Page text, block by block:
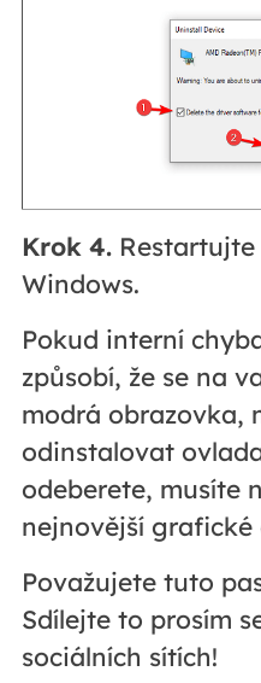
Krok 4.Restartujte
Windows.
Pokud interní
způsobí, že se na
modrá obrazovka,
odinstalovat
odeberete, musíte
nejnovější grafické
Považujete tuto
Sdílejte to prosím
sociálních sítích!